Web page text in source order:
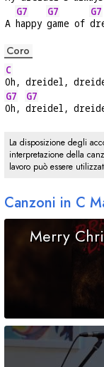
A
G7
happy
G7
game of
G7
Coro
C
Oh, dreidel,
G7
Oh,
G7
dreidel,
La disposizione degli
interpretazione della
lavoro può essere
Canzoni in C
Merry